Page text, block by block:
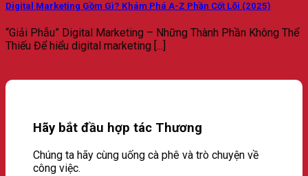
Digital Marketing Gồm Gì? Khám Phá A-Z Phần Cốt Lõi (2025)
“Giải Phẫu” Digital Marketing – Những Thành Phần Không Thể
Thiếu Để hiểu digital marketing [...]
Hãy bắt đầu hợp tác Thương
Chúng ta hãy cùng uống cà phê và trò chuyện về
công việc.